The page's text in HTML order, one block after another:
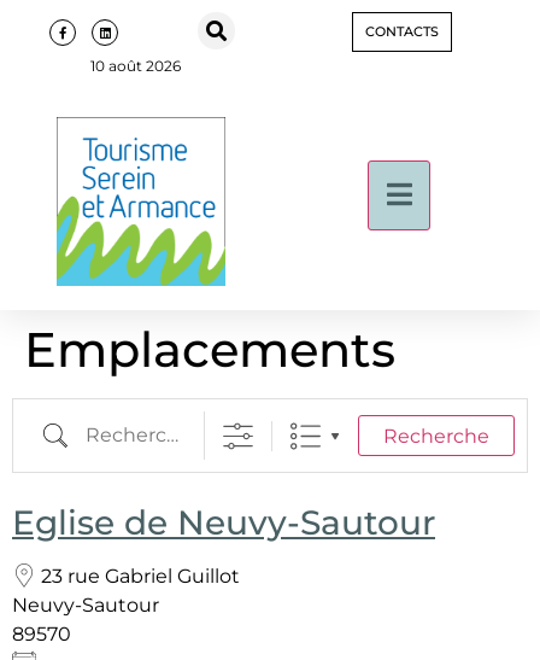
10 août 2026
CONTACTS
Emplacements
Recherche
Eglise de Neuvy-Sautour
23 rue Gabriel Guillot
Neuvy-Sautour
89570